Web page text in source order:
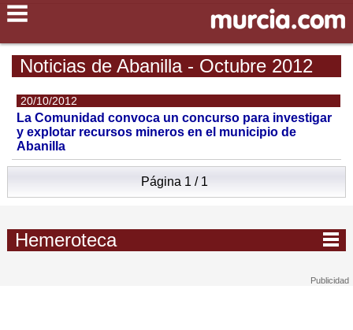
Noticias de Abanilla - Octubre 2012
20/10/2012
La Comunidad convoca un concurso para investigar
y explotar recursos mineros en el municipio de
Abanilla
Página 1 / 1
Hemeroteca